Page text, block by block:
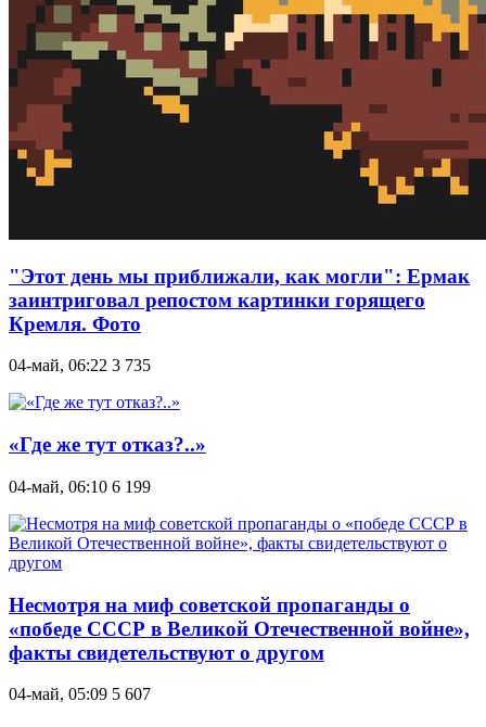
"Этот день мы приближали, как могли": Ермак
заинтриговал репостом картинки горящего
Кремля. Фото
04-май, 06:22 3 735
«Где же тут отказ?..»
04-май, 06:10 6 199
Несмотря на миф советской пропаганды о
«победе СССР в Великой Отечественной войне»,
факты свидетельствуют о другом
04-май, 05:09 5 607